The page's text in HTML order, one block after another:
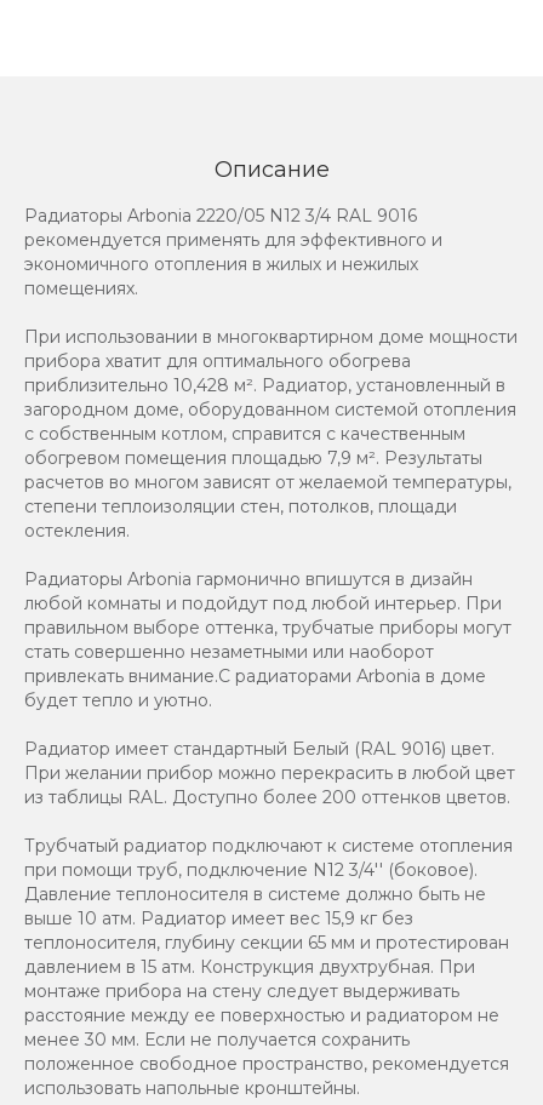
Описание
Радиаторы Arbonia 2220/05 N12 3/4 RAL 9016
рекомендуется применять для эффективного и
экономичного отопления в жилых и нежилых
помещениях.
При использовании в многоквартирном доме мощности
прибора хватит для оптимального обогрева
приблизительно 10,428 м². Радиатор, установленный в
загородном доме, оборудованном системой отопления
с собственным котлом, справится с качественным
обогревом помещения площадью 7,9 м². Результаты
расчетов во многом зависят от желаемой температуры,
степени теплоизоляции стен, потолков, площади
остекления.
Радиаторы Arbonia гармонично впишутся в дизайн
любой комнаты и подойдут под любой интерьер. При
правильном выборе оттенка, трубчатые приборы могут
стать совершенно незаметными или наоборот
привлекать внимание.С радиаторами Аrbonia в доме
будет тепло и уютно.
Радиатор имеет стандартный Белый (RAL 9016) цвет.
При желании прибор можно перекрасить в любой цвет
из таблицы RAL. Доступно более 200 оттенков цветов.
Трубчатый радиатор подключают к системе отопления
при помощи труб, подключение N12 3/4'' (боковое).
Давление теплоносителя в системе должно быть не
выше 10 атм. Радиатор имеет вес 15,9 кг без
теплоносителя, глубину секции 65 мм и протестирован
давлением в 15 атм. Конструкция двухтрубная. При
монтаже прибора на стену следует выдерживать
расстояние между ее поверхностью и радиатором не
менее 30 мм. Если не получается сохранить
положенное свободное пространство, рекомендуется
использовать напольные кронштейны.